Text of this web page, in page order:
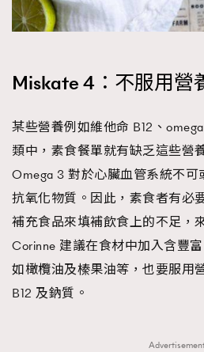
Miskate 4：不服用營
某些營養例如維他命 B12、
類中，素食餐單就有缺乏這些營
Omega 3 對於心臟血管系統不
抗氧化物質。因此，素食者有必
補充食品來填補飲食上的不足，
Corinne 建議在食材中加入含豐
如橄欖油及榛果油等，也要服用
B12 及鈉質。